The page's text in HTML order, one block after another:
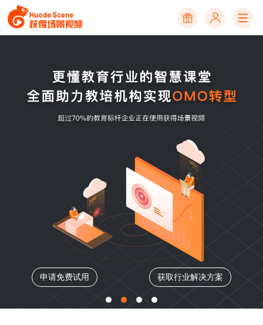
获取行业解决方案 申请免费试用